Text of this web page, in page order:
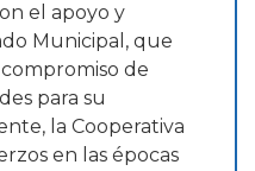
el apoyo y
Municipal, que
de
para su
la Cooperativa
en las épocas